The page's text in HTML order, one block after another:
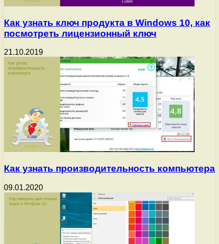
Как узнать ключ продукта в Windows 10, как
посмотреть лицензионный ключ
21.10.2019
Как узнать производительность компьютера
09.01.2020